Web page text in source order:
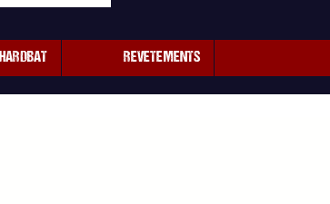
HARDBAT REVETEMENTS